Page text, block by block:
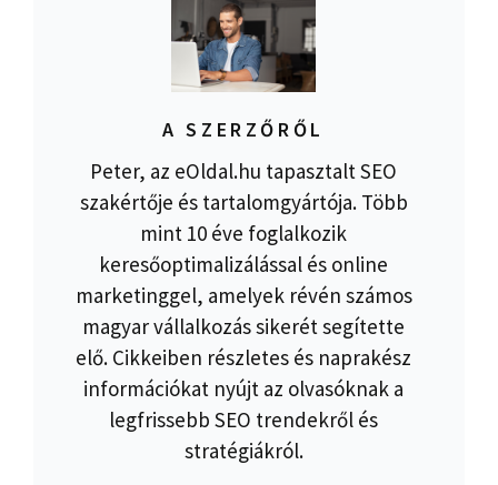
A SZERZŐRŐL
Peter, az eOldal.hu tapasztalt SEO
szakértője és tartalomgyártója. Több
mint 10 éve foglalkozik
keresőoptimalizálással és online
marketinggel, amelyek révén számos
magyar vállalkozás sikerét segítette
elő. Cikkeiben részletes és naprakész
információkat nyújt az olvasóknak a
legfrissebb SEO trendekről és
stratégiákról.